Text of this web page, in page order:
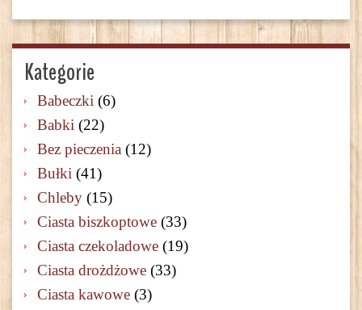
Kategorie
Babeczki (6)
Babki (22)
Bez pieczenia (12)
Bułki (41)
Chleby (15)
Ciasta biszkoptowe (33)
Ciasta czekoladowe (19)
Ciasta drożdżowe (33)
Ciasta kawowe (3)